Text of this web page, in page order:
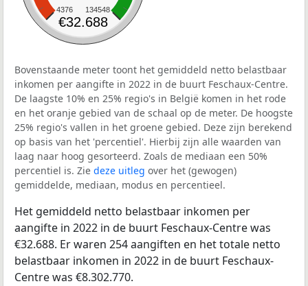
4376 134548
€32.688
Bovenstaande meter toont het gemiddeld netto belastbaar
inkomen per aangifte in 2022 in de buurt Feschaux-Centre.
De laagste 10% en 25% regio's in België komen in het rode
en het oranje gebied van de schaal op de meter. De hoogste
25% regio's vallen in het groene gebied. Deze zijn berekend
op basis van het 'percentiel'. Hierbij zijn alle waarden van
laag naar hoog gesorteerd. Zoals de mediaan een 50%
percentiel is. Zie deze uitleg over het (gewogen)
gemiddelde, mediaan, modus en percentieel.
Het gemiddeld netto belastbaar inkomen per
aangifte in 2022 in de buurt Feschaux-Centre was
€32.688. Er waren 254 aangiften en het totale netto
belastbaar inkomen in 2022 in de buurt Feschaux-
Centre was €8.302.770.